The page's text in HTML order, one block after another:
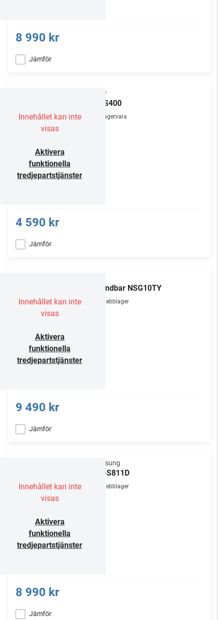
8 990 kr
Jämför
Innehållet kan inte
visas
Aktivera
funktionella
tredjepartstjänster
Sony
HT-S400
Lagervara
4 590 kr
Jämför
Innehållet kan inte
visas
Aktivera
funktionella
tredjepartstjänster
Soundbar NSG10TY
Webblager
9 490 kr
Jämför
Innehållet kan inte
visas
Aktivera
funktionella
tredjepartstjänster
Samsung
HW-S811D
Webblager
8 990 kr
Jämför